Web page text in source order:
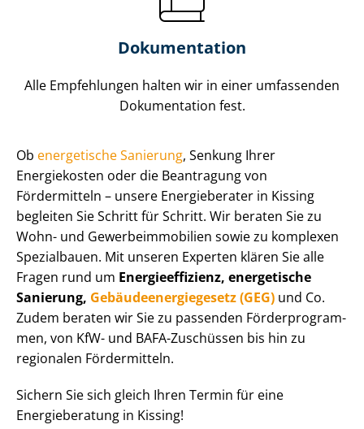
Dokumentation
Alle Empfehlungen halten wir in einer umfassenden
Dokumentation fest.
Ob energetische Sanierung, Senkung Ihrer
Energiekosten oder die Beantragung von
Fördermitteln – unsere Energieberater in Kissing
begleiten Sie Schritt für Schritt. Wir beraten Sie zu
Wohn- und Ge­wer­be­im­mo­bi­li­en sowie zu komplexen
Spezialbauen. Mit unseren Experten klären Sie alle
Fragen rund um En­er­gie­ef­fi­zi­enz, energetische
Sanierung, Ge­bäu­de­en­er­gie­ge­setz (GEG) und Co.
Zudem beraten wir Sie zu passenden För­der­pro­gram­
men, von KfW- und BAFA-Zuschüssen bis hin zu
regionalen Fördermitteln.
Sichern Sie sich gleich Ihren Termin für eine
Energieberatung in Kissing!